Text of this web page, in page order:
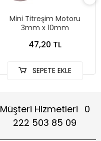
Mini Titreşim Motoru
3mm x 10mm
47,20 TL
SEPETE EKLE
Müşteri Hizmetleri 0
222 503 85 09